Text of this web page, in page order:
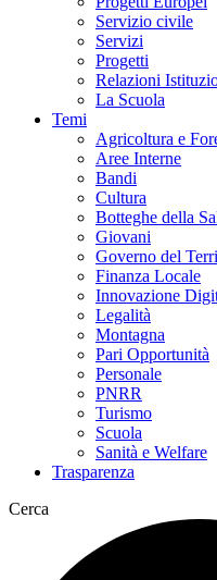
Servizio civile
Servizi
Progetti
Relazioni
La Scuola
Temi
Agricoltura e
Aree Interne
Bandi
Cultura
Botteghe della
Giovani
Governo del
Finanza Locale
Innovazione
Legalità
Montagna
Pari Opportunità
Personale
PNRR
Turismo
Scuola
Sanità e Welfare
Trasparenza
Cerca